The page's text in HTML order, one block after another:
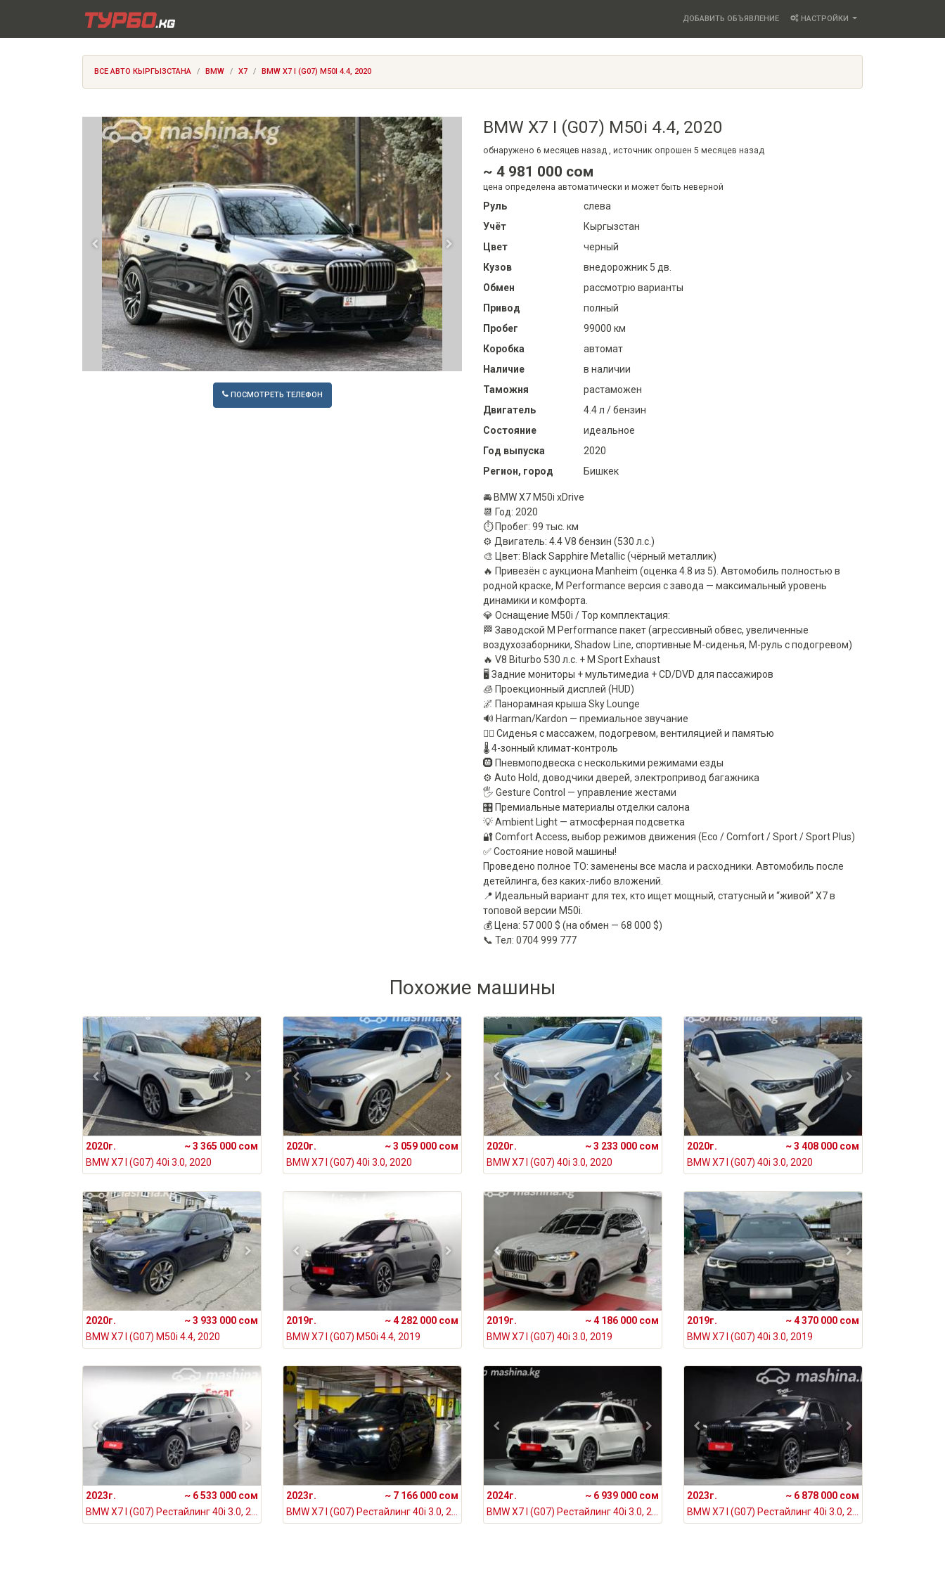
ДОБАВИТЬ ОБЪЯВЛЕНИЕ НАСТРОЙКИ
ВСЕ АВТО КЫРГЫЗСТАНА BMW X7 BMW X7 I (G07) M50I 4.4, 2020
ПОСМОТРЕТЬ ТЕЛЕФОН
BMW X7 I (G07) M50i 4.4, 2020
обнаружено 6 месяцев назад , источник опрошен 5 месяцев назад
~ 4 981 000 сом
цена определена автоматически и может быть неверной
Руль
слева
Учёт
Кыргызстан
Цвет
черный
Кузов
внедорожник 5 дв.
Обмен
рассмотрю варианты
Привод
полный
Пробег
99000 км
Коробка
автомат
Наличие
в наличии
Таможня
растаможен
Двигатель
4.4 л / бензин
Состояние
идеальное
Год выпуска
2020
Регион, город
Бишкек
🚘 BMW X7 M50i xDrive
📆 Год: 2020
⏱ Пробег: 99 тыс. км
⚙️ Двигатель: 4.4 V8 бензин (530 л.с.)
🎨 Цвет: Black Sapphire Metallic (чёрный металлик)
🔥 Привезён с аукциона Manheim (оценка 4.8 из 5). Автомобиль полностью в
родной краске, M Performance версия с завода — максимальный уровень
динамики и комфорта.
💎 Оснащение M50i / Top комплектация:
🏁 Заводской M Performance пакет (агрессивный обвес, увеличенные
воздухозаборники, Shadow Line, спортивные M-сиденья, M-руль с подогревом)
🔥 V8 Biturbo 530 л.с. + M Sport Exhaust
🖥 Задние мониторы + мультимедиа + CD/DVD для пассажиров
🧊 Проекционный дисплей (HUD)
🌌 Панорамная крыша Sky Lounge
🔊 Harman/Kardon — премиальное звучание
💆‍♂️ Сиденья с массажем, подогревом, вентиляцией и памятью
🌡 4-зонный климат-контроль
🛞 Пневмоподвеска с несколькими режимами езды
⚙️ Auto Hold, доводчики дверей, электропривод багажника
🖐️ Gesture Control — управление жестами
🎛 Премиальные материалы отделки салона
💡 Ambient Light — атмосферная подсветка
🔐 Comfort Access, выбор режимов движения (Eco / Comfort / Sport / Sport Plus)
✅ Состояние новой машины!
Проведено полное ТО: заменены все масла и расходники. Автомобиль после
детейлинга, без каких-либо вложений.
📍 Идеальный вариант для тех, кто ищет мощный, статусный и “живой” X7 в
топовой версии M50i.
💰 Цена: 57 000 $ (на обмен — 68 000 $)
📞 Тел: 0704 999 777
Похожие машины
2020г.
~ 3 365 000 сом
BMW X7 I (G07) 40i 3.0, 2020
2020г.
~ 3 059 000 сом
BMW X7 I (G07) 40i 3.0, 2020
2020г.
~ 3 233 000 сом
BMW X7 I (G07) 40i 3.0, 2020
2020г.
~ 3 408 000 сом
BMW X7 I (G07) 40i 3.0, 2020
2020г.
~ 3 933 000 сом
BMW X7 I (G07) M50i 4.4, 2020
2019г.
~ 4 282 000 сом
BMW X7 I (G07) M50i 4.4, 2019
2019г.
~ 4 186 000 сом
BMW X7 I (G07) 40i 3.0, 2019
2019г.
~ 4 370 000 сом
BMW X7 I (G07) 40i 3.0, 2019
2023г.
~ 6 533 000 сом
2023г.
~ 7 166 000 сом
2024г.
~ 6 939 000 сом
2023г.
~ 6 878 000 сом